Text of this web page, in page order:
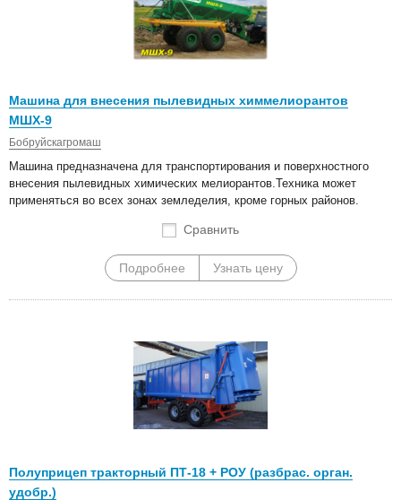
Машина для внесения пылевидных химмелиорантов
МШХ-9
Бобруйскагромаш
Машина предназначена для транспортирования и поверхностного
внесения пылевидных химических мелиорантов.Техника может
применяться во всех зонах земледелия, кроме горных районов.
Сравнить
Подробнее Узнать цену
Полуприцеп тракторный ПТ-18 + РОУ (разбрас. орган.
удобр.)